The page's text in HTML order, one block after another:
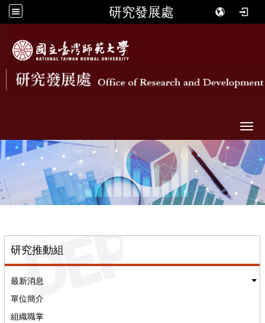
研究發展處
研究推動組
最新消息
單位簡介
組織職掌